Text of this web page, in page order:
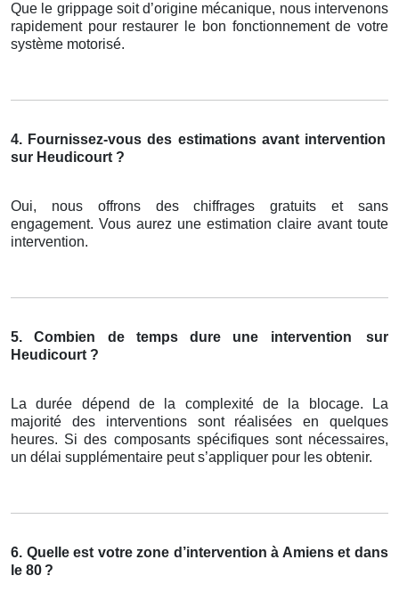
Que le grippage soit d’origine mécanique, nous intervenons
rapidement pour restaurer le bon fonctionnement de votre
système motorisé.
4. Fournissez-vous des estimations avant intervention
sur Heudicourt ?
Oui, nous offrons des chiffrages gratuits et sans
engagement. Vous aurez une estimation claire avant toute
intervention.
5. Combien de temps dure une intervention
sur
Heudicourt ?
La durée dépend de la complexité de la blocage. La
majorité des interventions sont réalisées en quelques
heures. Si des composants spécifiques sont nécessaires,
un délai supplémentaire peut s’appliquer pour les obtenir.
6. Quelle est votre zone d’intervention à Amiens et dans
le 80 ?